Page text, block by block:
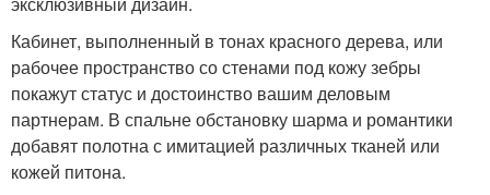
Кабинет, выполненный в тонах красного дерева, или
рабочее пространство со стенами под кожу зебры
покажут статус и достоинство вашим деловым
партнерам. В спальне обстановку шарма и романтики
добавят полотна с имитацией различных тканей или
кожей питона.